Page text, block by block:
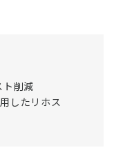
削減
したリホス